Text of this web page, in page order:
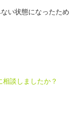
い状態になったため
談しましたか？